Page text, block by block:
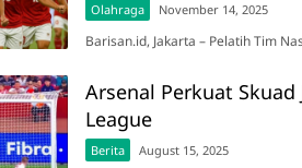
Olahraga November 14, 2025
Barisan.id, Jakarta – Pelatih Tim
Arsenal Perkuat
League
Berita August 15, 2025